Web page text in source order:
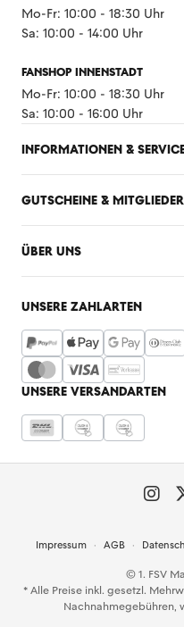
Mo-Fr: 10:00 - 18:30 Uhr
Sa: 10:00 - 14:00 Uhr
FANSHOP INNENSTADT
Mo-Fr: 10:00 - 18:30 Uhr
Sa: 10:00 - 16:00 Uhr
INFORMATIONEN &
GUTSCHEINE &
ÜBER UNS
UNSERE ZAHLARTEN
UNSERE VERSANDARTEN
Impressum AGB
© 1. FSV
* Alle Preise inkl. gesetzl.
Nachnahmegebühren,